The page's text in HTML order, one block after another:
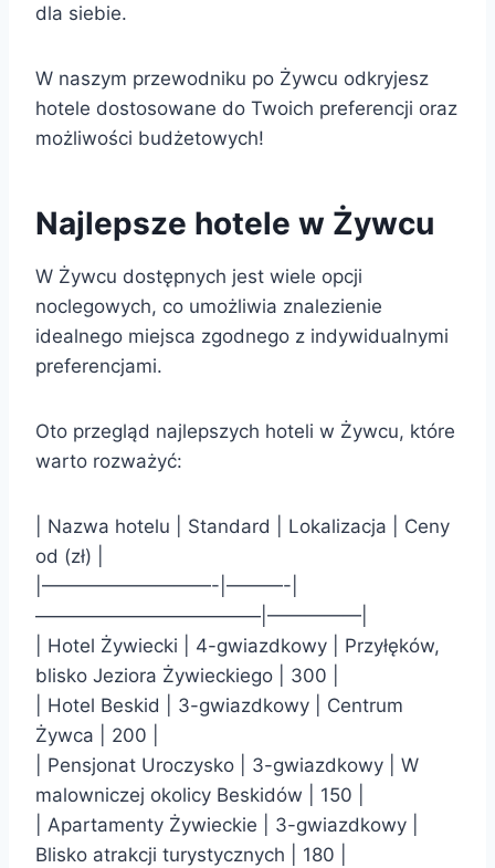
dla siebie.
W naszym przewodniku po Żywcu odkryjesz
hotele dostosowane do Twoich preferencji oraz
możliwości budżetowych!
Najlepsze hotele w Żywcu
W Żywcu dostępnych jest wiele opcji
noclegowych, co umożliwia znalezienie
idealnego miejsca zgodnego z indywidualnymi
preferencjami.
Oto przegląd najlepszych hoteli w Żywcu, które
warto rozważyć:
| Nazwa hotelu | Standard | Lokalizacja | Ceny
od (zł) |
|—————————-|———-|
————————————|—————|
| Hotel Żywiecki | 4-gwiazdkowy | Przyłęków,
blisko Jeziora Żywieckiego | 300 |
| Hotel Beskid | 3-gwiazdkowy | Centrum
Żywca | 200 |
| Pensjonat Uroczysko | 3-gwiazdkowy | W
malowniczej okolicy Beskidów | 150 |
| Apartamenty Żywieckie | 3-gwiazdkowy |
Blisko atrakcji turystycznych | 180 |